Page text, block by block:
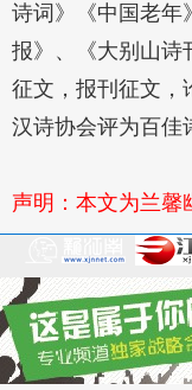
诗词》《中国老年
报》、《大别山诗
征文，报刊征文，
汉诗协会评为百佳
声明：本文为兰馨